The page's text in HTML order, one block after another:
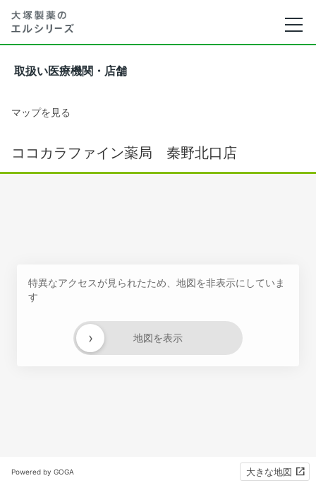
取扱い医療機関・店舗
マップを見る
ココカラファイン薬局 秦野北口店
特異なアクセスが見られたため、地図を非表示にしていま
す
地図を表示
›
Powered by GOGA 大きな地図